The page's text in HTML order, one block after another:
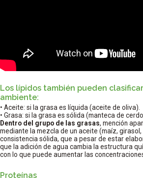
Los lípidos también pueden
ambiente:
• Aceite: si la grasa es líquida (aceite de oliva).
• Grasa: si la grasa es sólida (manteca de
Dentro del grupo de las grasas, mención
mediante la mezcla de un aceite (maíz,
consistencia sólida, que a pesar de estar
que la adición de agua cambia la estructura
con lo que puede aumentar las
Proteínas